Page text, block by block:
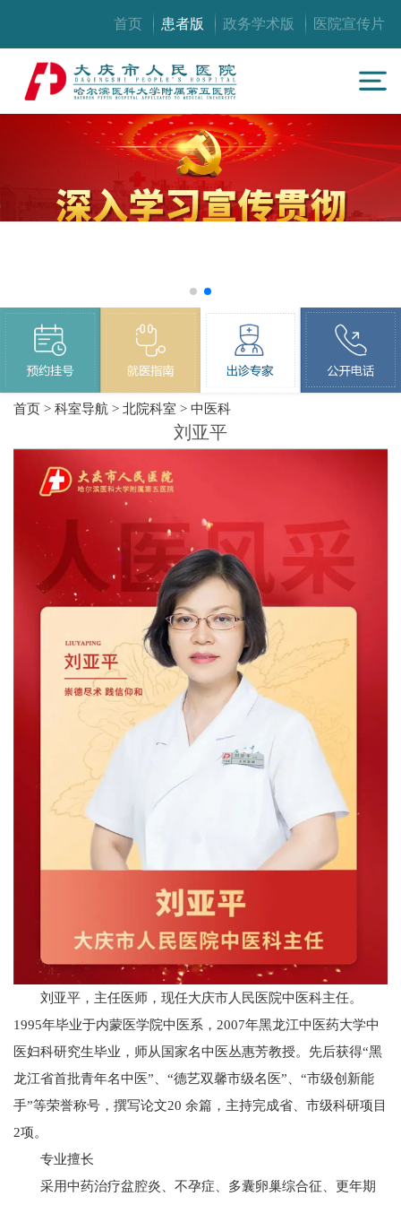
首页 患者版 政务学术版 医院宣传片
首页 >科室导航 >北院科室 >中医科
刘亚平
刘亚平，主任医师，现任大庆市人民医院中医科主任。
1995年毕业于内蒙医学院中医系，2007年黑龙江中医药大学中
医妇科研究生毕业，师从国家名中医丛惠芳教授。先后获得“黑
龙江省首批青年名中医”、“德艺双馨市级名医”、“市级创新能
手”等荣誉称号，撰写论文20 余篇，主持完成省、市级科研项目
2项。
专业擅长
采用中药治疗盆腔炎、不孕症、多囊卵巢综合征、更年期